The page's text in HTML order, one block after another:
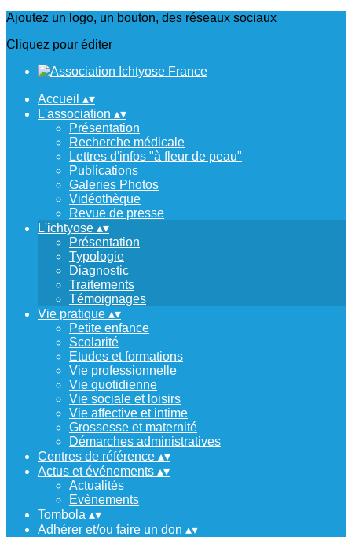
Ajoutez un logo, un bouton, des réseaux sociaux
Cliquez pour éditer
Accueil ▴▾
L'association ▴▾
Présentation
Recherche médicale
Lettres d'infos "à fleur de peau"
Publications
Galeries Photos
Vidéothèque
Revue de presse
L'ichtyose ▴▾
Présentation
Typologie
Diagnostic
Traitements
Témoignages
Vie pratique ▴▾
Petite enfance
Scolarité
Etudes et formations
Vie professionnelle
Vie quotidienne
Vie sociale et loisirs
Vie affective et intime
Grossesse et maternité
Démarches administratives
Centres de référence ▴▾
Actus et événements ▴▾
Actualités
Evènements
Tombola ▴▾
Adhérer et/ou faire un don ▴▾